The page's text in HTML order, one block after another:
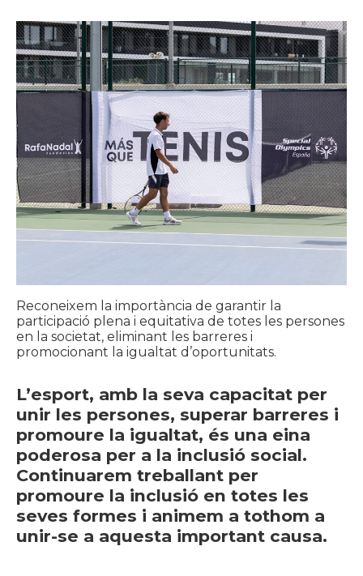
Reconeixem la importància de garantir la
participació plena i equitativa de totes les persones
en la societat, eliminant les barreres i
promocionant la igualtat d’oportunitats.
L’esport, amb la seva capacitat per
unir les persones, superar barreres i
promoure la igualtat, és una eina
poderosa per a la inclusió social.
Continuarem treballant per
promoure la inclusió en totes les
seves formes i animem a tothom a
unir-se a aquesta important causa.